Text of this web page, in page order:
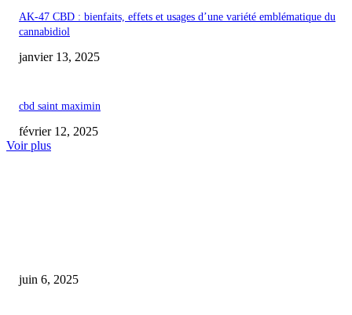
AK-47 CBD : bienfaits, effets et usages d’une variété emblématique du
cannabidiol
janvier 13, 2025
cbd saint maximin
février 12, 2025
Voir plus
juin 6, 2025